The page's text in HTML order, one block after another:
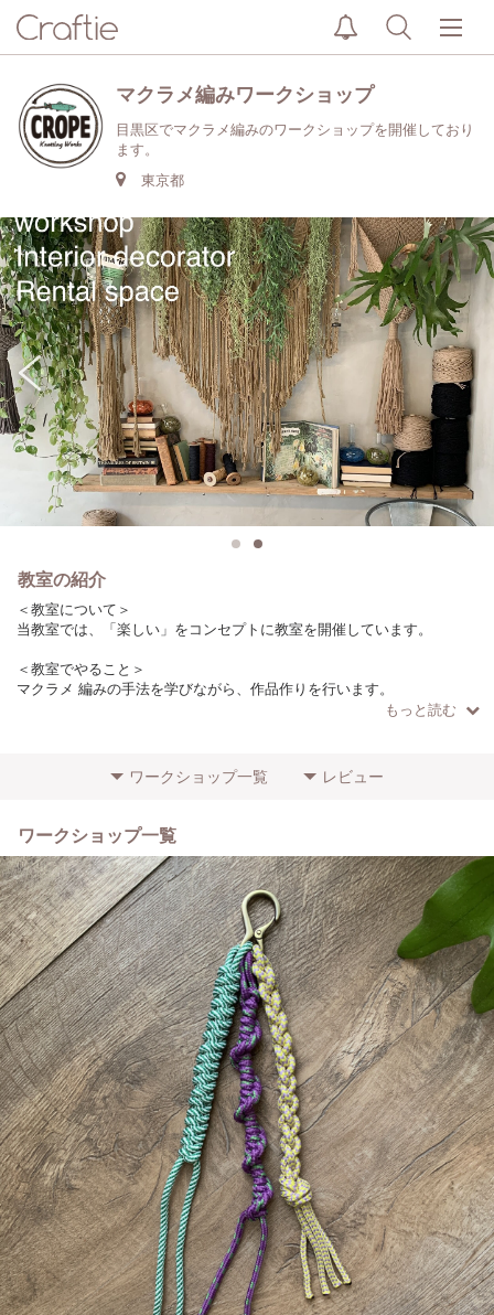
マクラメ編みワークショップ
目黒区でマクラメ編みのワークショップを開催しており
ます。
東京都
教室の紹介
＜教室について＞
当教室では、「楽しい」をコンセプトに教室を開催しています。
＜教室でやること＞
マクラメ 編みの手法を学びながら、作品作りを行います。
（作品によりロープの種類は異なります）
初心者の方でもわかりやすいように、少人数で開催しています！
ぜひお気軽にご参加ください。
＜場所・アクセス＞
目黒駅からバス14分（7駅）徒歩1分
学芸大学駅から徒歩15分
＜その他特記事項＞
初心者の方の参加歓迎します！
もっと読む
ワークショップ一覧 レビュー
ワークショップ一覧